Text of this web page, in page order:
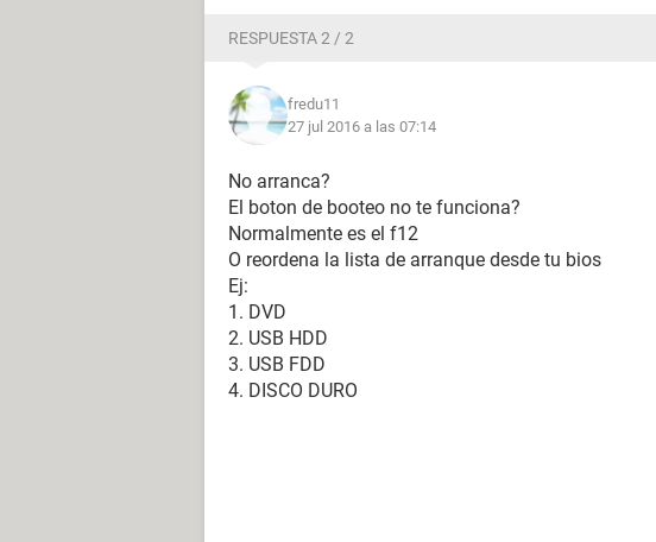
RESPUESTA 2 / 2
fredu11
27 jul 2016 a las 07:14
No arranca?
El boton de booteo no te funciona?
Normalmente es el f12
O reordena la lista de arranque desde tu bios
Ej:
1. DVD
2. USB HDD
3. USB FDD
4. DISCO DURO